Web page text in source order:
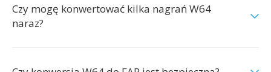
Czy mogę konwertować kilka nagrań W64
naraz?